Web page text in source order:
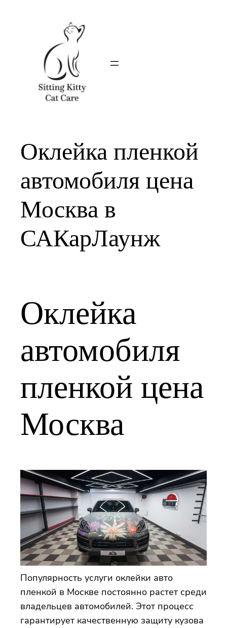
Оклейка пленкой
автомобиля цена
Москва в
САКарЛаунж
Оклейка
автомобиля
пленкой цена
Москва
Популярность услуги оклейки авто
пленкой в Москве постоянно растет среди
владельцев автомобилей. Этот процесс
гарантирует качественную защиту кузова